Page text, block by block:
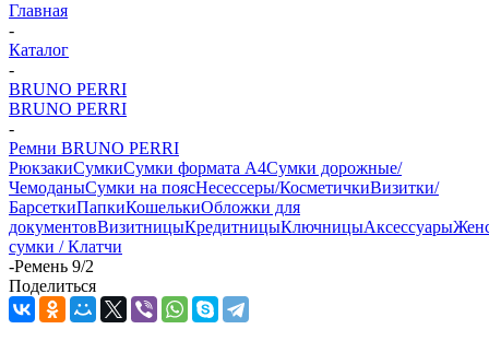
Главная
-
Каталог
-
BRUNO PERRI
BRUNO PERRI
-
Ремни BRUNO PERRI
РюкзакиСумкиСумки формата А4Сумки дорожные/
ЧемоданыСумки на поясНесессеры/КосметичкиВизитки/
БарсеткиПапкиКошелькиОбложки для
документовВизитницыКредитницыКлючницыАксессуары
сумки / Клатчи
-Ремень 9/2
Поделиться